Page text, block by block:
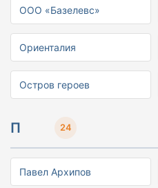
ООО «Базелевс»
Ориенталия
Остров героев
П 24
Павел Архипов